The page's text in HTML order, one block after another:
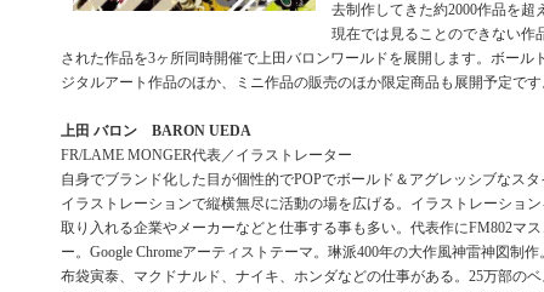
去制作してきた約2000作品を超
現在では見ることのできない作
された作品を3ヶ所同時開催で上田バロンワールドを展開します。ボール
ジタルアート作品のほか、ミニ作品の販売のほか限定商品も展開予定で
上田 バロン BARON UEDA
FR/LAME MONGER代表／イラストレーター
自身でブランド化した目が個性的でPOPでボールド＆アグレッシブなス
イラストレーションで縦横無尽に活動の場を広げる。イラストレーショ
取り入れる企業やメーカーなどと仕事する事も多い。代表作にFM802マ
ー。Google Chromeアーティストテーマ。琳派400年の大作風神雷神図制作
布袋寅泰、マクドナルド、ナイキ、ホンダなどの仕事がある。25万部の